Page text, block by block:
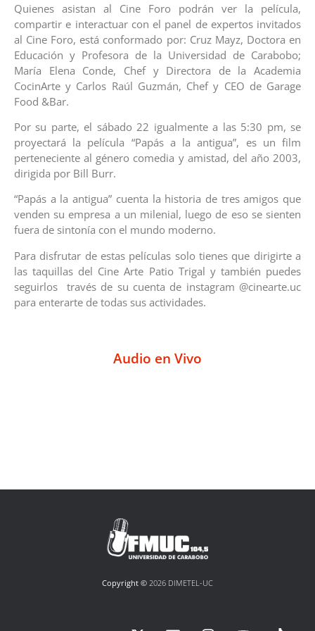
Quienes asistan al Cine Foro podrán ver la película,
compartir e interactuar con el panel de expertos invitados
al Cine Foro, está conformado por: Cruz Mayz, Doctora en
Educación y Profesora de la Universidad de Carabobo;
María Elena Conde, Chef y Directora de la Academia
CocinArte y Carlos Raúl Guzmán, Chef y CEO de Garage
Food &Bar.
Por su parte, el sábado 22 igualmente a las 5:30 pm, se
proyectará la película “Papás a la antigua”, es un film
perteneciente al género comedia y amistad, del año 2003,
dirigida por Bill Burr.
“Papás a la antigua” cuenta la historia de tres amigos que
venden su empresa a un milenial, luego de eso se sienten
fuera de sintonía con el mundo moderno.
Para disfrutar de estas películas solo tienes que dirigirte a
las taquillas del Cine Arte Patio Trigal y también puedes
seguirlos través de su cuenta de instagram @cinearte.uc
para enterarte de todas sus actividades.
Audio en Vivo
Copyright © 2026 DIMETEL-UC